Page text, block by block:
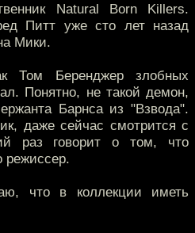
Natural Born Killers.
Питт уже сто лет назад
Мики.
Беренджер злобных
Понятно, не такой демон,
Барнса из "Взвода".
даже сейчас смотрится с
раз говорит о том, что
что в коллекции иметь